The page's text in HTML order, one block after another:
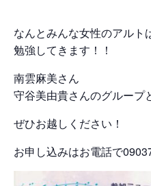
なんとみんな女性のアルト
勉強してきます！！
南雲麻美さん
守谷美由貴さんのグループ
ぜひお越しください！
お申し込みはお電話で